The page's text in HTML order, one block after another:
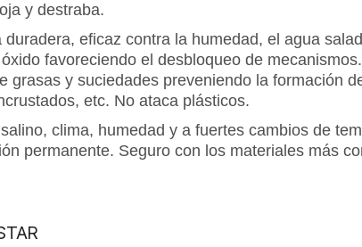
y destraba.
eficaz contra la humedad, el agua
favoreciendo el desbloqueo de
grasas y suciedades preveniendo la formación
etc. No ataca plásticos.
clima, humedad y a fuertes cambios de
permanente. Seguro con los materiales más